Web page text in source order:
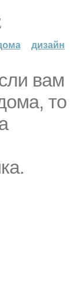
дизайн
вам
то